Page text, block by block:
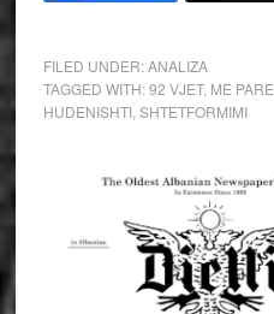
FILED UNDER:ANALIZA
TAGGED WITH:92 VJET, ME PARE
HUDENISHTI, SHTETFORMIMI